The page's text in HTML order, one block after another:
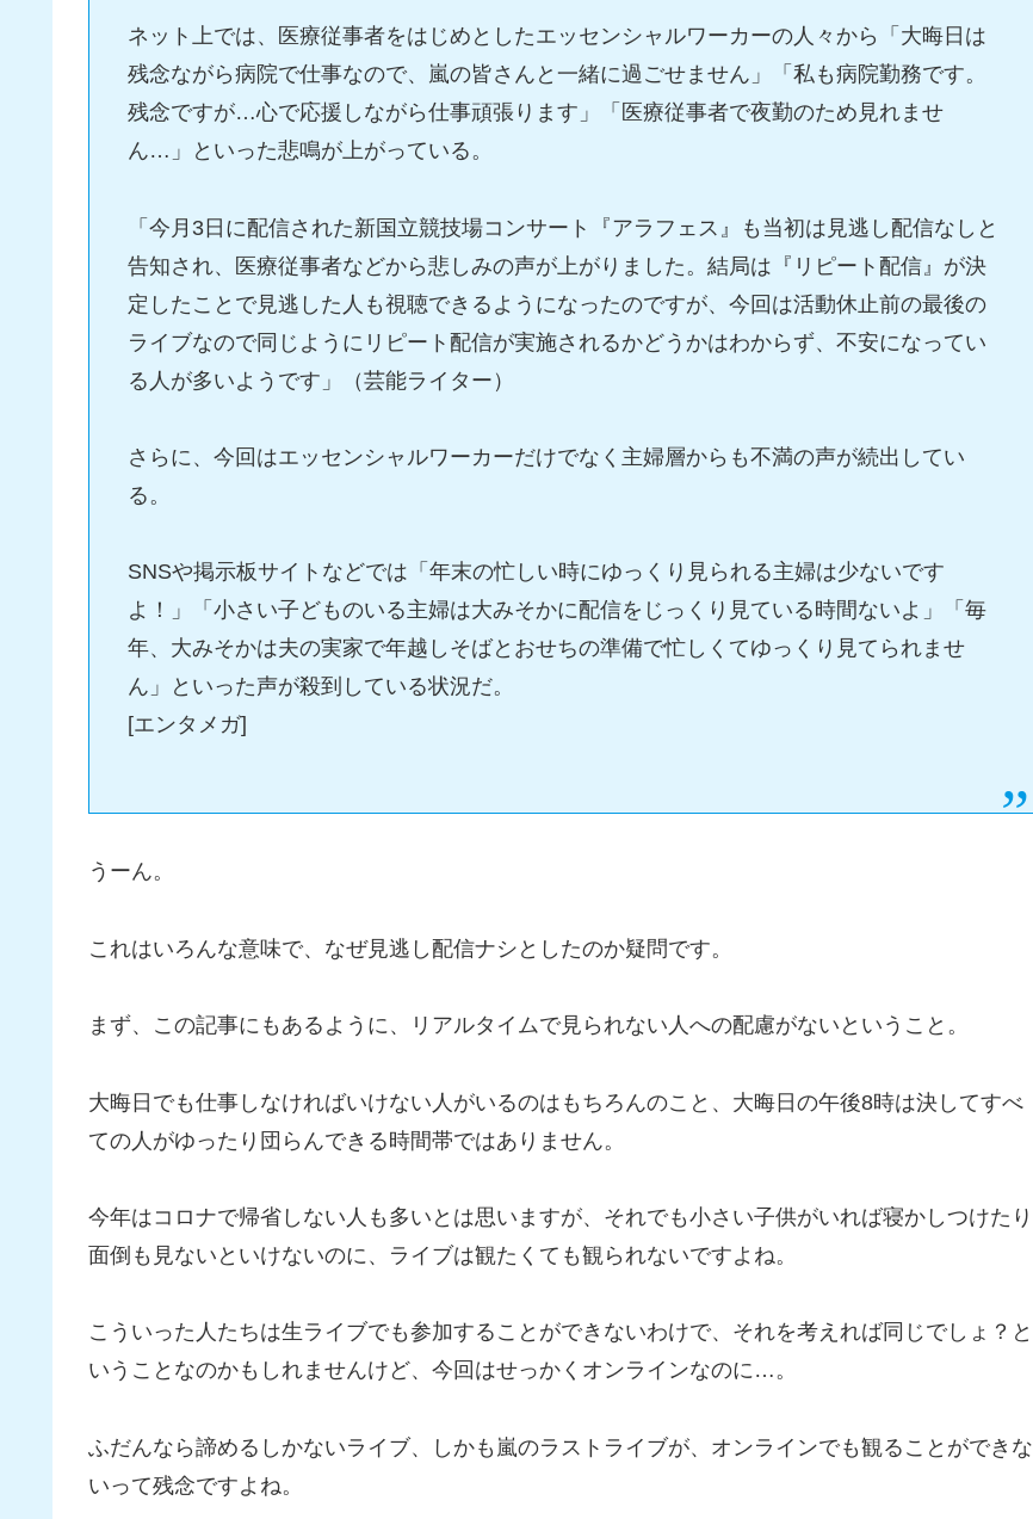
ネット上では、医療従事者をはじめとしたエッセンシャルワーカーの人々から「大晦日は
残念ながら病院で仕事なので、嵐の皆さんと一緒に過ごせません」「私も病院勤務です。
残念ですが…心で応援しながら仕事頑張ります」「医療従事者で夜勤のため見れませ
ん…」といった悲鳴が上がっている。
「今月3日に配信された新国立競技場コンサート『アラフェス』も当初は見逃し配信なしと
告知され、医療従事者などから悲しみの声が上がりました。結局は『リピート配信』が決
定したことで見逃した人も視聴できるようになったのですが、今回は活動休止前の最後の
ライブなので同じようにリピート配信が実施されるかどうかはわからず、不安になってい
る人が多いようです」（芸能ライター）
さらに、今回はエッセンシャルワーカーだけでなく主婦層からも不満の声が続出してい
る。
SNSや掲示板サイトなどでは「年末の忙しい時にゆっくり見られる主婦は少ないです
よ！」「小さい子どものいる主婦は大みそかに配信をじっくり見ている時間ないよ」「毎
年、大みそかは夫の実家で年越しそばとおせちの準備で忙しくてゆっくり見てられませ
ん」といった声が殺到している状況だ。
[エンタメガ]
うーん。
これはいろんな意味で、なぜ見逃し配信ナシとしたのか疑問です。
まず、この記事にもあるように、リアルタイムで見られない人への配慮がないということ。
大晦日でも仕事しなければいけない人がいるのはもちろんのこと、大晦日の午後8時は決してすべ
ての人がゆったり団らんできる時間帯ではありません。
今年はコロナで帰省しない人も多いとは思いますが、それでも小さい子供がいれば寝かしつけたり
面倒も見ないといけないのに、ライブは観たくても観られないですよね。
こういった人たちは生ライブでも参加することができないわけで、それを考えれば同じでしょ？と
いうことなのかもしれませんけど、今回はせっかくオンラインなのに…。
ふだんなら諦めるしかないライブ、しかも嵐のラストライブが、オンラインでも観ることができな
いって残念ですよね。